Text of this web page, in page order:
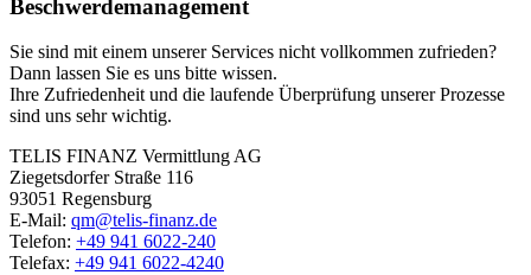
Beschwerdemanagement
Sie sind mit einem unserer Services nicht vollkommen zufrieden?
Dann lassen Sie es uns bitte wissen.
Ihre Zufriedenheit und die laufende Überprüfung unserer Prozesse
sind uns sehr wichtig.
TELIS FINANZ Vermittlung AG
Ziegetsdorfer Straße 116
93051 Regensburg
E-Mail: qm@telis-finanz.de
Telefon: +49 941 6022-240
Telefax: +49 941 6022-4240